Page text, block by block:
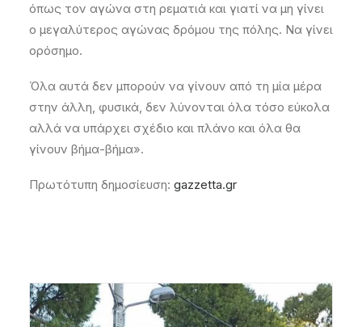
όπως τον αγώνα στη ρεματιά και γιατί να μη γίνει
ο μεγαλύτερος αγώνας δρόμου της πόλης. Να γίνει
ορόσημο.
Όλα αυτά δεν μπορούν να γίνουν από τη μία μέρα
στην άλλη, φυσικά, δεν λύνονται όλα τόσο εύκολα
αλλά να υπάρχει σχέδιο και πλάνο και όλα θα
γίνουν βήμα-βήμα».
Πρωτότυπη δημοσίευση: gazzetta.gr